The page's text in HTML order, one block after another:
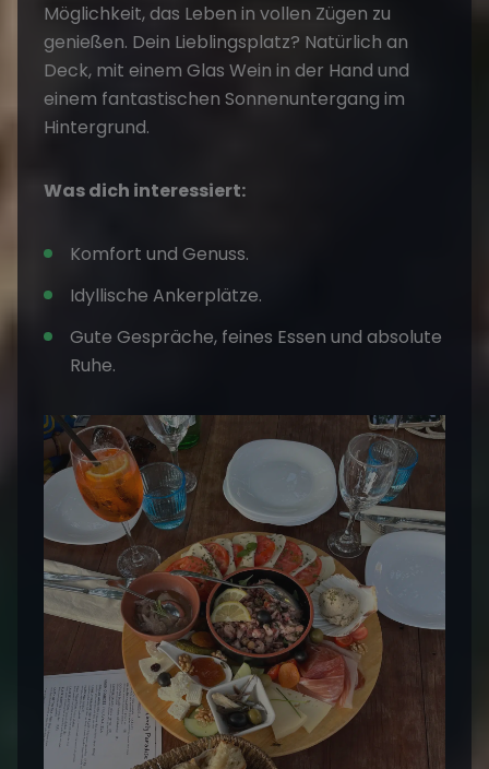
Möglichkeit, das Leben in vollen Zügen zu
genießen. Dein Lieblingsplatz? Natürlich an
Deck, mit einem Glas Wein in der Hand und
einem fantastischen Sonnenuntergang im
Hintergrund.
Was dich interessiert:
Komfort und Genuss.
Idyllische Ankerplätze.
Gute Gespräche, feines Essen und absolute
Ruhe.